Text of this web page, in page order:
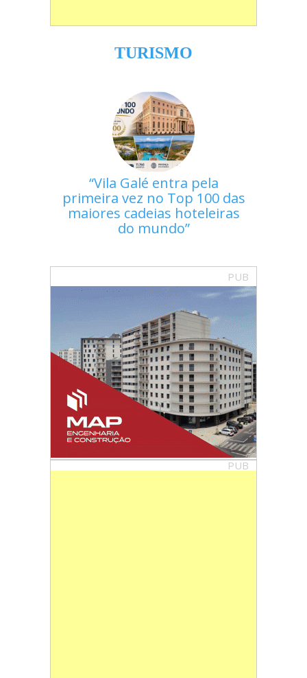
TURISMO
Vila Galé entra pela
primeira vez no Top 100 das
maiores cadeias hoteleiras
do mundo
PUB
PUB